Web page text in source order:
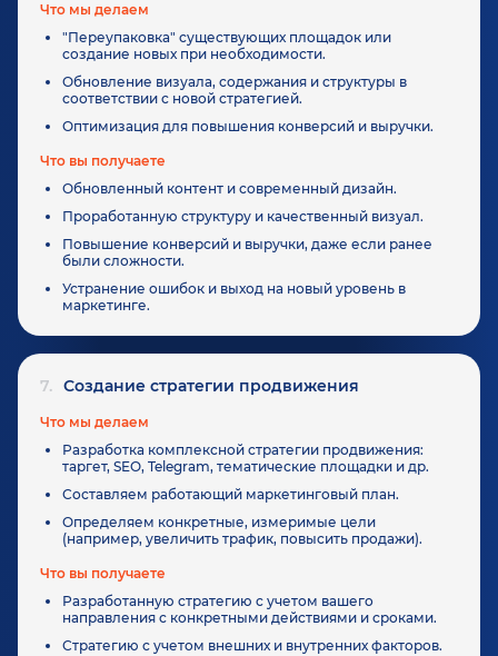
Что мы делаем
"Переупаковка" существующих площадок или
создание новых при необходимости.
Обновление визуала, содержания и структуры в
соответствии с новой стратегией.
Оптимизация для повышения конверсий и выручки.
Что вы получаете
Обновленный контент и современный дизайн.
Проработанную структуру и качественный визуал.
Повышение конверсий и выручки, даже если ранее
были сложности.
Устранение ошибок и выход на новый уровень в
маркетинге.
7. Создание стратегии продвижения
Что мы делаем
Разработка комплексной стратегии продвижения:
таргет, SEO, Telegram, тематические площадки и др.
Составляем работающий маркетинговый план.
Определяем конкретные, измеримые цели
(например, увеличить трафик, повысить продажи).
Что вы получаете
Разработанную стратегию с учетом вашего
направления с конкретными действиями и сроками.
Стратегию с учетом внешних и внутренних факторов.